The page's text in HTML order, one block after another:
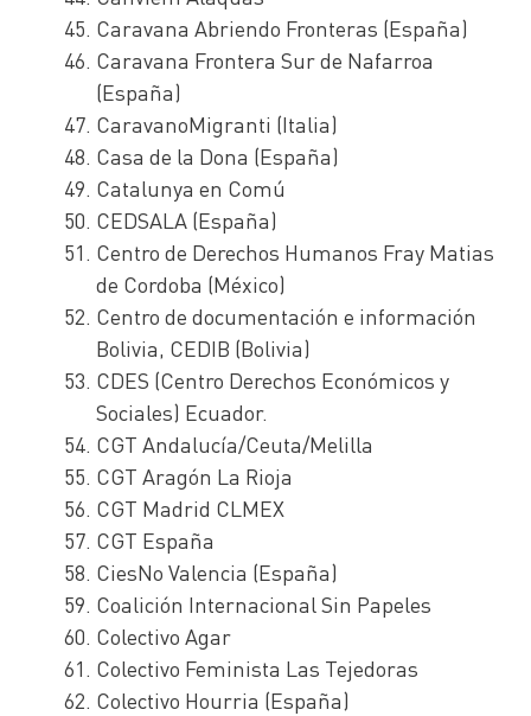
Caravana Abriendo Fronteras (España)
Caravana Frontera Sur de Nafarroa
(España)
CaravanoMigranti (Italia)
Casa de la Dona (España)
Catalunya en Comú
CEDSALA (España)
Centro de Derechos Humanos Fray Matias
de Cordoba (México)
Centro de documentación e información
Bolivia, CEDIB (Bolivia)
CDES (Centro Derechos Económicos y
Sociales) Ecuador.
CGT Andalucía/Ceuta/Melilla
CGT Aragón La Rioja
CGT Madrid CLMEX
CGT España
CiesNo Valencia (España)
Coalición Internacional Sin Papeles
Colectivo Agar
Colectivo Feminista Las Tejedoras
Colectivo Hourria (España)